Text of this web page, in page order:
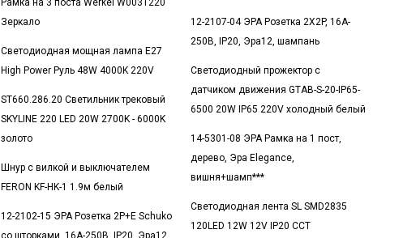
Рамка на 3 поста Werkel W0031220
Зеркало
Светодиодная мощная лампа E27
High Power Руль 48W 4000K 220V
ST660.286.20 Светильник трековый
SKYLINE 220 LED 20W 2700K - 6000K
золото
Шнур с вилкой и выключателем
FERON KF-HK-1 1.9м белый
12-2102-15 ЭРА Розетка 2P+E Schuko
со шторками, 16A-250В, IP20, Эра12,
12-2107-04 ЭРА Розетка 2X2P, 16A-
250В, IP20, Эра12, шампань
Светодиодный прожектор с
датчиком движения GTAB-S-20-IP65-
6500 20W IP65 220V холодный белый
14-5301-08 ЭРА Рамка на 1 пост,
дерево, Эра Elegance,
вишня+шамп***
Светодиодная лента SL SMD2835
120LED 12W 12V IP20 CCT